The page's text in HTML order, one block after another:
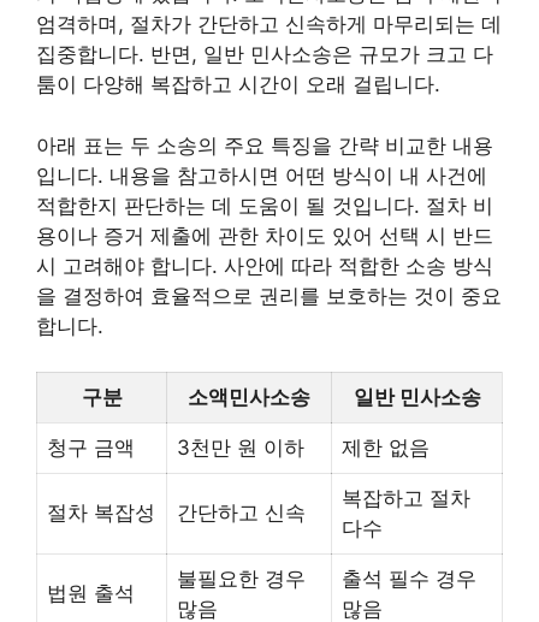
엄격하며, 절차가 간단하고 신속하게 마무리되는 데
집중합니다. 반면, 일반 민사소송은 규모가 크고 다
툼이 다양해 복잡하고 시간이 오래 걸립니다.
아래 표는 두 소송의 주요 특징을 간략 비교한 내용
입니다. 내용을 참고하시면 어떤 방식이 내 사건에
적합한지 판단하는 데 도움이 될 것입니다. 절차 비
용이나 증거 제출에 관한 차이도 있어 선택 시 반드
시 고려해야 합니다. 사안에 따라 적합한 소송 방식
을 결정하여 효율적으로 권리를 보호하는 것이 중요
합니다.
구분 소액민사소송 일반 민사소송
청구 금액 3천만 원 이하 제한 없음
절차 복잡성 간단하고 신속
복잡하고 절차
다수
법원 출석
불필요한 경우
많음
출석 필수 경우
많음